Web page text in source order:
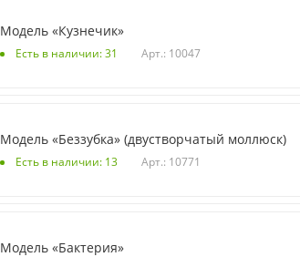
Модель «Кузнечик»
Есть в наличии: 31 Арт.: 10047
Модель «Беззубка» (двустворчатый моллюск)
Есть в наличии: 13 Арт.: 10771
Модель «Бактерия»